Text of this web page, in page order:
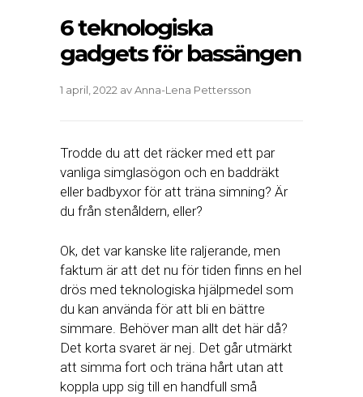
6 teknologiska
gadgets för bassängen
1 april, 2022 avAnna-Lena Pettersson
Trodde du att det räcker med ett par
vanliga simglasögon och en baddräkt
eller badbyxor för att träna simning? Är
du från stenåldern, eller?
Ok, det var kanske lite raljerande, men
faktum är att det nu för tiden finns en hel
drös med teknologiska hjälpmedel som
du kan använda för att bli en bättre
simmare. Behöver man allt det här då?
Det korta svaret är nej. Det går utmärkt
att simma fort och träna hårt utan att
koppla upp sig till en handfull små